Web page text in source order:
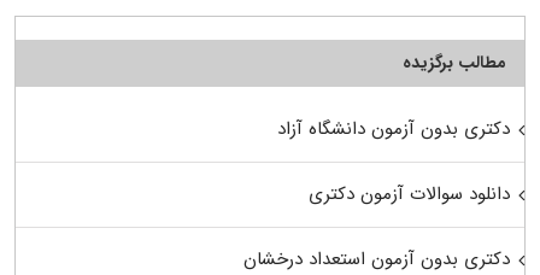
مطالب برگزیده
دکتری بدون آزمون دانشگاه آزاد
دانلود سوالات آزمون دکتری
دکتری بدون آزمون استعداد درخشان